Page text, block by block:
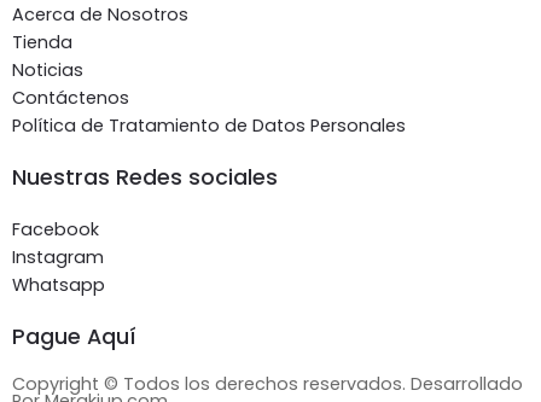
Acerca de Nosotros
Tienda
Noticias
Contáctenos
Política de Tratamiento de Datos Personales
Nuestras Redes sociales
Facebook
Instagram
Whatsapp
Pague Aquí
Copyright © Todos los derechos reservados. Desarrollado